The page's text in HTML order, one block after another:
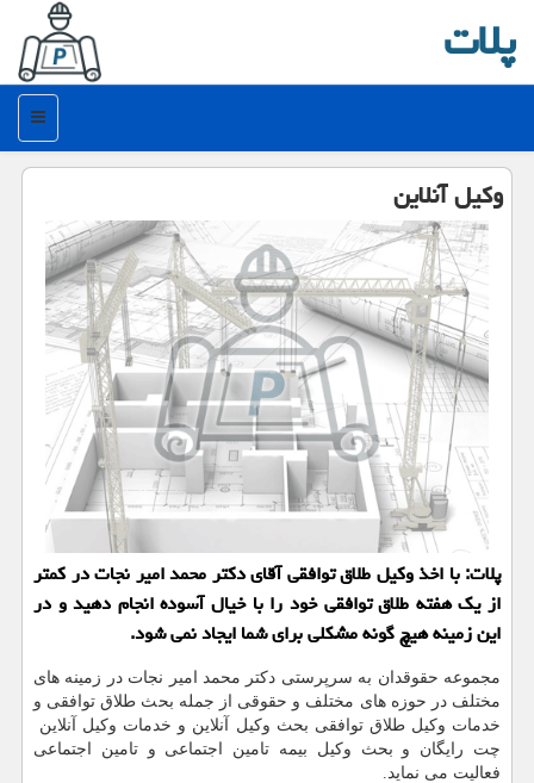
پلات
منو
وكیل آنلاین
پلات: با اخذ وكیل طلاق توافقی آقای دكتر محمد امیر نجات در كمتر
از یك هفته طلاق توافقی خود را با خیال آسوده انجام دهید و در
این زمینه هیچ گونه مشكلی برای شما ایجاد نمی شود.
مجموعه حقوقدان به سرپرستی دکتر محمد امیر نجات در زمینه های
مختلف در حوزه های مختلف و حقوقی از جمله بحث طلاق توافقی و
خدمات وکیل طلاق توافقی بحث وکیل آنلاین و خدمات وکیل آنلاین
چت رایگان و بحث وکیل بیمه تامین اجتماعی و تامین اجتماعی
فعالیت می نماید.